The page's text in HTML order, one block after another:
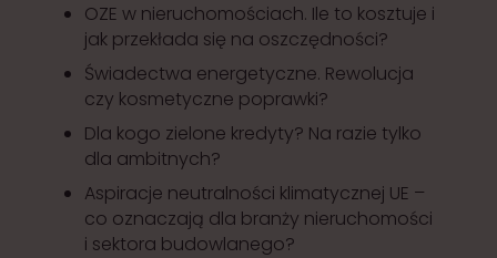
OZE w nieruchomościach. Ile to kosztuje i
jak przekłada się na oszczędności?
Świadectwa energetyczne. Rewolucja
czy kosmetyczne poprawki?
Dla kogo zielone kredyty? Na razie tylko
dla ambitnych?
Aspiracje neutralności klimatycznej UE –
co oznaczają dla branży nieruchomości
i sektora budowlanego?